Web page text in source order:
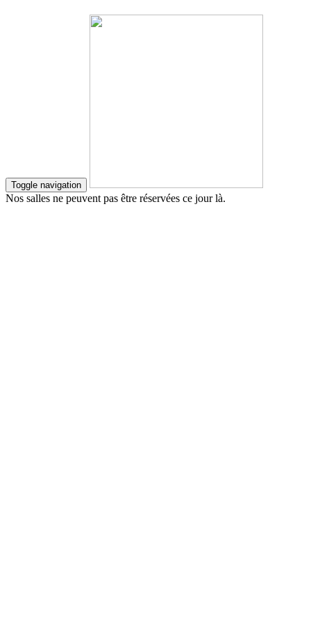
Toggle navigation
Nos salles ne peuvent pas être réservées ce jour là.